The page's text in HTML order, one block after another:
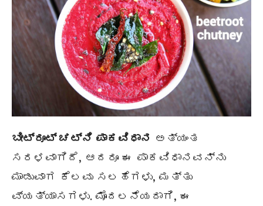
ಬೀಟ್ರೂಟ್ ಚಟ್ನಿ ಪಾಕವಿಧಾನ ಅತ್ಯಂತ
ಸರಳವಾಗಿದೆ, ಆದರೂ ಈ ಪಾಕವಿಧಾನವನ್ನು
ಮಾಡುವಾಗ ಕೆಲವು ಸಲಹೆಗಳು, ಮತ್ತು
ವ್ಯತ್ಯಾಸಗಳು. ಮೊದಲನೆಯದಾಗಿ, ಈ